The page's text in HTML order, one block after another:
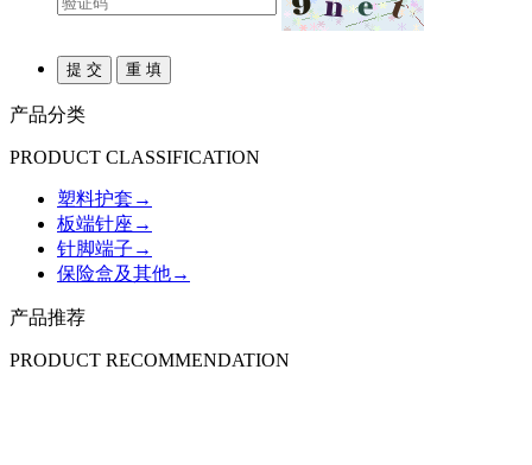
产品分类
PRODUCT CLASSIFICATION
塑料护套 →
板端针座 →
针脚端子 →
保险盒及其他→
产品推荐
PRODUCT RECOMMENDATION